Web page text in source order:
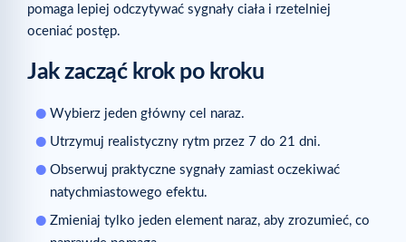
pomaga lepiej odczytywać sygnały ciała i rzetelniej
oceniać postęp.
Jak zacząć krok po kroku
Wybierz jeden główny cel naraz.
Utrzymuj realistyczny rytm przez 7 do 21 dni.
Obserwuj praktyczne sygnały zamiast oczekiwać
natychmiastowego efektu.
Zmieniaj tylko jeden element naraz, aby zrozumieć, co